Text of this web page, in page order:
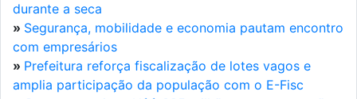
durante a seca
» Segurança, mobilidade e economia pautam encontro
com empresários
» Prefeitura reforça fiscalização de lotes vagos e
amplia participação da população com o E-Fisc